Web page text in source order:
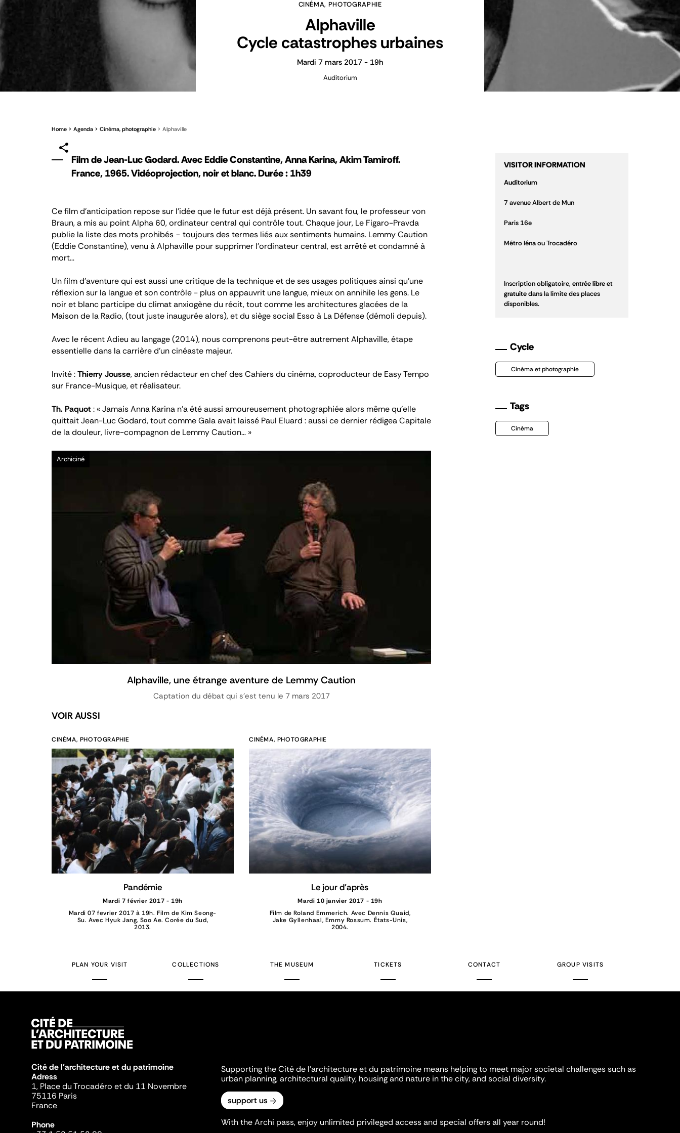
CINÉMA, PHOTOGRAPHIE
Alphaville
Cycle catastrophes urbaines
Mardi 7 mars 2017 - 19h
Auditorium
Home Agenda Cinéma, photographie Alphaville
Film de Jean-Luc Godard. Avec Eddie Constantine, Anna Karina, Akim Tamiroff.
France, 1965. Vidéoprojection, noir et blanc. Durée : 1h39
Ce film d’anticipation repose sur l’idée que le futur est déjà présent. Un savant fou, le professeur von
Braun, a mis au point Alpha 60, ordinateur central qui contrôle tout. Chaque jour, Le Figaro-Pravda
publie la liste des mots prohibés − toujours des termes liés aux sentiments humains. Lemmy Caution
(Eddie Constantine), venu à Alphaville pour supprimer l’ordinateur central, est arrêté et condamné à
mort…
Un film d’aventure qui est aussi une critique de la technique et de ses usages politiques ainsi qu’une
réflexion sur la langue et son contrôle - plus on appauvrit une langue, mieux on annihile les gens. Le
noir et blanc participe du climat anxiogène du récit, tout comme les architectures glacées de la
Maison de la Radio, (tout juste inaugurée alors), et du siège social Esso à La Défense (démoli depuis).
Avec le récentAdieu au langage(2014), nous comprenons peut-être autrementAlphaville, étape
essentielle dans la carrière d’un cinéaste majeur.
Invité :Thierry Jousse, ancien rédacteur en chef desCahiers du cinéma, coproducteur de Easy Tempo
sur France-Musique, et réalisateur.
Th. Paquot:« Jamais Anna Karina n’a été aussi amoureusement photographiée alors même qu’elle
quittait Jean-Luc Godard, tout comme Gala avait laissé Paul Eluard : aussi ce dernier rédigea Capitale
de la douleur, livre-compagnon de Lemmy Caution… »
Vidéo
Archiciné
Alphaville, une étrange aventure de Lemmy Caution
Captation du débat qui s'est tenu le 7 mars 2017
VISITOR INFORMATION
Auditorium
7 avenue Albert de Mun
Paris 16e
Métro Iéna ou Trocadéro
Inscription obligatoire,entrée libre et
gratuitedans la limite des places
disponibles.
Cycle
Cinéma et photographie
Tags
Cinéma
VOIR AUSSI
CINÉMA, PHOTOGRAPHIE
Pandémie
Mardi 7 février 2017 - 19h
Mardi 07 fevrier 2017 à 19h. Film de Kim Seong-
Su. Avec Hyuk Jang, Soo Ae. Corée du Sud,
2013.
CINÉMA, PHOTOGRAPHIE
Le jour d'après
Mardi 10 janvier 2017 - 19h
Film de Roland Emmerich. Avec Dennis Quaid,
Jake Gyllenhaal, Emmy Rossum. États-Unis,
2004.
PLAN YOUR VISIT COLLECTIONS THE MUSEUM TICKETS CONTACT GROUP VISITS
Cité de l'architecture et du patrimoine
Adress
1, Place du Trocadéro et du 11 Novembre
75116 Paris
France
Phone
Supporting the Cité de l'architecture et du patrimoine means helping to meet major societal challenges such as
urban planning, architectural quality, housing and nature in the city, and social diversity.
support us
With the Archi pass, enjoy unlimited privileged access and special offers all year round!